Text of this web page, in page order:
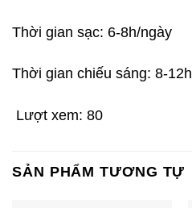
Thời gian sạc: 6-8h/ngày
Thời gian chiếu sáng: 8-12h
Lượt xem: 80
SẢN PHẨM TƯƠNG TỰ